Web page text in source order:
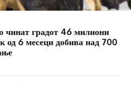
чинат градот 46 милиони
од 6 месеци добива над 700